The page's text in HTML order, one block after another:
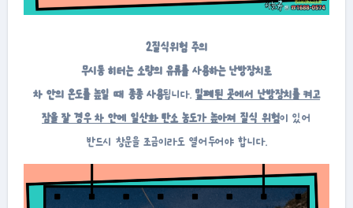
2.질식위험 주의
무시동 히터는 소량의 유류를 사용하는 난방장치로
차 안의 온도를 높일 때 종종 사용됩니다. 밀폐된 곳에서 난방장치를 켜고
잠을 잘 경우 차 안에 일산화 탄소 농도가 높아져 질식 위험이 있어
반드시 창문을 조금이라도 열어두어야 합니다.